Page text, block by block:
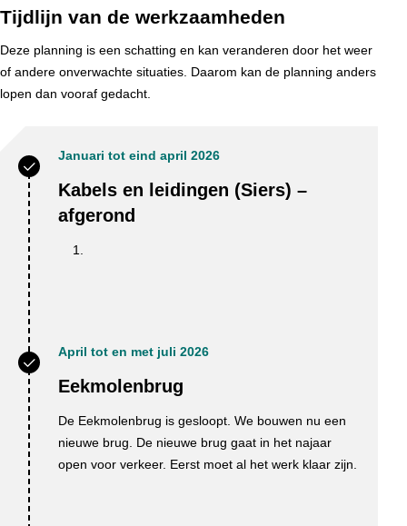
Tijdlijn van de werkzaamheden
Deze planning is een schatting en kan veranderen door het weer
of andere onverwachte situaties. Daarom kan de planning anders
lopen dan vooraf gedacht.
Kabels en leidingen (Siers) –
afgerond
Januari tot eind april 2026
April tot en met juli 2026
Eekmolenbrug
De Eekmolenbrug is gesloopt. We bouwen nu een
nieuwe brug. De nieuwe brug gaat in het najaar
open voor verkeer. Eerst moet al het werk klaar zijn.